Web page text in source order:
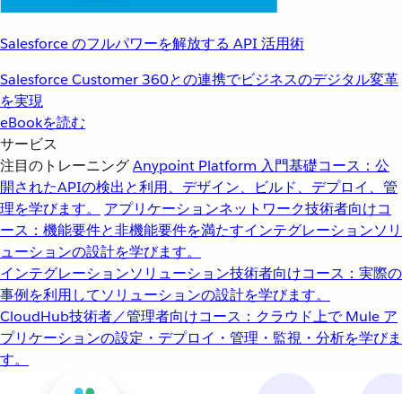
Salesforce のフルパワーを解放する API 活用術
Salesforce Customer 360との連携でビジネスのデジタル変革
を実現
eBookを読む
サービス
注目のトレーニングAnypoint Platform 入門基礎コース：公
開されたAPIの検出と利用、デザイン、ビルド、デプロイ、管
理を学びます。
アプリケーションネットワーク技術者向けコ
ース：機能要件と非機能要件を満たすインテグレーションソリ
ューションの設計を学びます。
インテグレーションソリューション技術者向けコース：実際の
事例を利用してソリューションの設計を学びます。
CloudHub技術者／管理者向けコース：クラウド上で Mule ア
プリケーションの設定・デプロイ・管理・監視・分析を学びま
す。